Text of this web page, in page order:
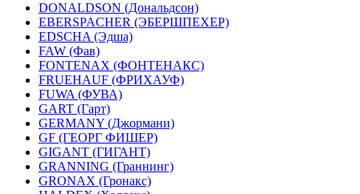
DONALDSON (Дональдсон)
EBERSPACHER (ЭБЕРШПЕХЕР)
EDSCHA (Эдша)
FAW (Фав)
FONTENAX (ФОНТЕНАКС)
FRUEHAUF (ФРИХАУФ)
FUWA (ФУВА)
GART (Гарт)
GERMANY (Джормани)
GF (ГЕОРГ ФИШЕР)
GIGANT (ГИГАНТ)
GRANNING (Граннинг)
GRONAX (Гронакс)